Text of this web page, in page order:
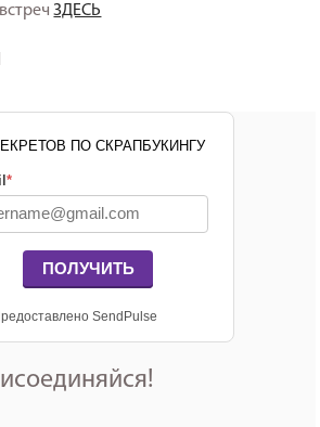
ЗДЕСЬ
ПО СКРАПБУКИНГУ
*
ПОЛУЧИТЬ
SendPulse